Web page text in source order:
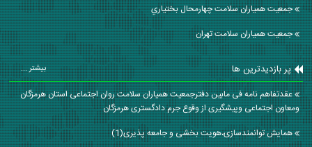
جمعیت همیاران سلامت چهارمحال بختياري
جمعیت همیاران سلامت تهران
پر بازدیدترین ها بیشتر ...
عقدتفاهم نامه فی مابین دفترجمعیت همیاران سلامت روان اجتماعی استان هرمزگان
ومعاون اجتماعی وپیشگیری از وقوع جرم دادگستری هرمزگان
همایش توانمندسازی،هویت بخشی و جامعه پذیری(1)